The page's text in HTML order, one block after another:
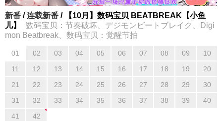
新番 /连载新番 / 【10月】数码宝贝 BEATBREAK【小鱼
儿】
数码宝贝：节奏破坏、デジモンビートブレイク、Digi
mon Beatbreak、数码宝贝：觉醒节拍
01
01
02
02
03
03
04
04
05
05
06
06
07
07
08
08
09
09
10
10
11
11
12
12
13
13
14
14
15
15
16
16
17
17
18
18
19
19
20
20
21
21
22
22
23
23
24
24
25
25
26
26
27
27
28
28
29
29
30
30
31
31
32
32
33
34
35
36
37
38
39
40
41
42